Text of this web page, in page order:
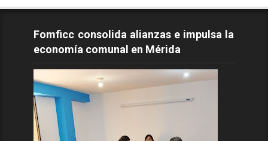
Fomficc consolida alianzas e impulsa la
economía comunal en Mérida